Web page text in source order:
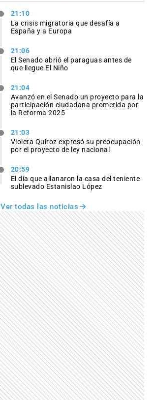
21:10
La crisis migratoria que desafía a
España y a Europa
21:06
El Senado abrió el paraguas antes de
que llegue El Niño
21:04
Avanzó en el Senado un proyecto para la
participación ciudadana prometida por
la Reforma 2025
21:03
Violeta Quiroz expresó su preocupación
por el proyecto de ley nacional
20:59
El día que allanaron la casa del teniente
sublevado Estanislao López
Ver todas las noticias